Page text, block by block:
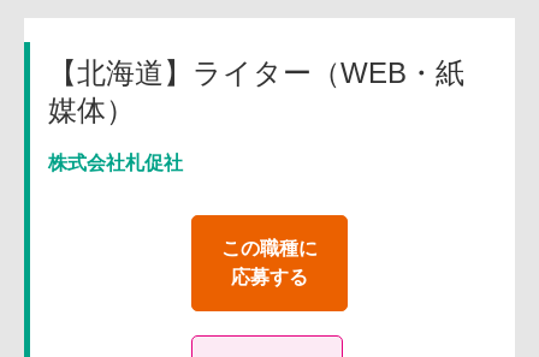
【北海道】ライター（WEB・紙
媒体）
株式会社札促社
この職種に
応募する